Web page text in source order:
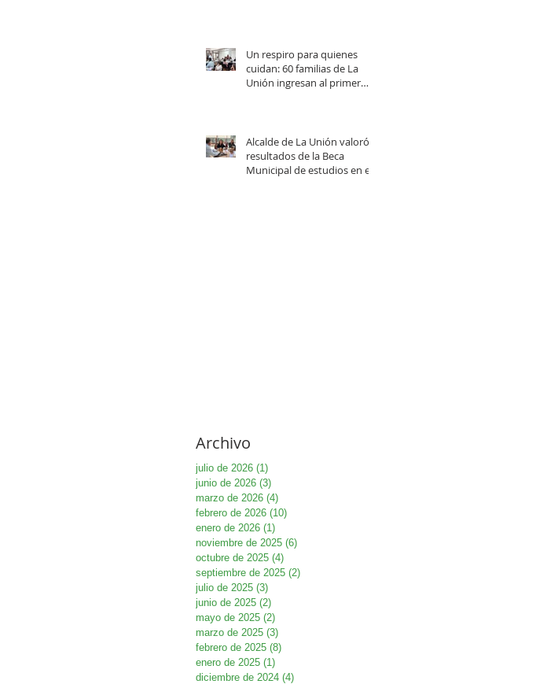
Un respiro para quienes
cuidan: 60 familias de La
Unión ingresan al primer
Alcalde de La Unión valoró
resultados de la Beca
Municipal de estudios en el
Archivo
julio de 2026 (1)
junio de 2026 (3)
marzo de 2026 (4)
febrero de 2026 (10)
enero de 2026 (1)
noviembre de 2025 (6)
octubre de 2025 (4)
septiembre de 2025 (2)
julio de 2025 (3)
junio de 2025 (2)
mayo de 2025 (2)
marzo de 2025 (3)
febrero de 2025 (8)
enero de 2025 (1)
diciembre de 2024 (4)